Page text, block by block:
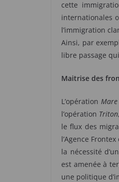
cette
internationales
l’immigration
Ainsi, par
libre passage
Maitrise des
L’opération
l’opération Triton
le flux des
l’Agence
la nécessité
est amenée à
une politique